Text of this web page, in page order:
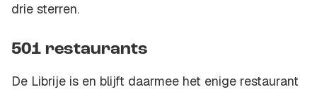
drie sterren.
501 restaurants
De Librije is en blijft daarmee het enige restaurant